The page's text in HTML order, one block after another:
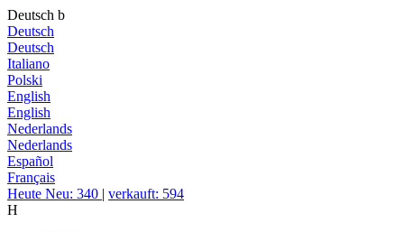
Deutsch b
Deutsch
Deutsch
Italiano
Polski
English
English
Nederlands
Nederlands
Español
Français
Heute Neu: 340 | verkauft: 594
H